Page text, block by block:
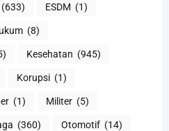
(633) ESDM (1)
(8)
Kesehatan (945)
Korupsi (1)
(1) Militer (5)
(360) Otomotif (14)